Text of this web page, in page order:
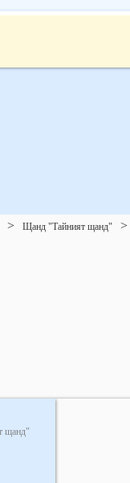
Щанд "Тайният щанд"
щанд"